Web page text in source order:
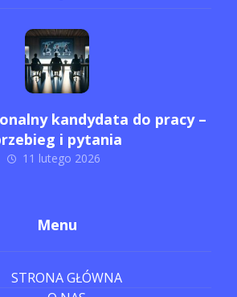
kandydata do pracy –
i pytania
11 lutego 2026
Menu
STRONA GŁÓWNA